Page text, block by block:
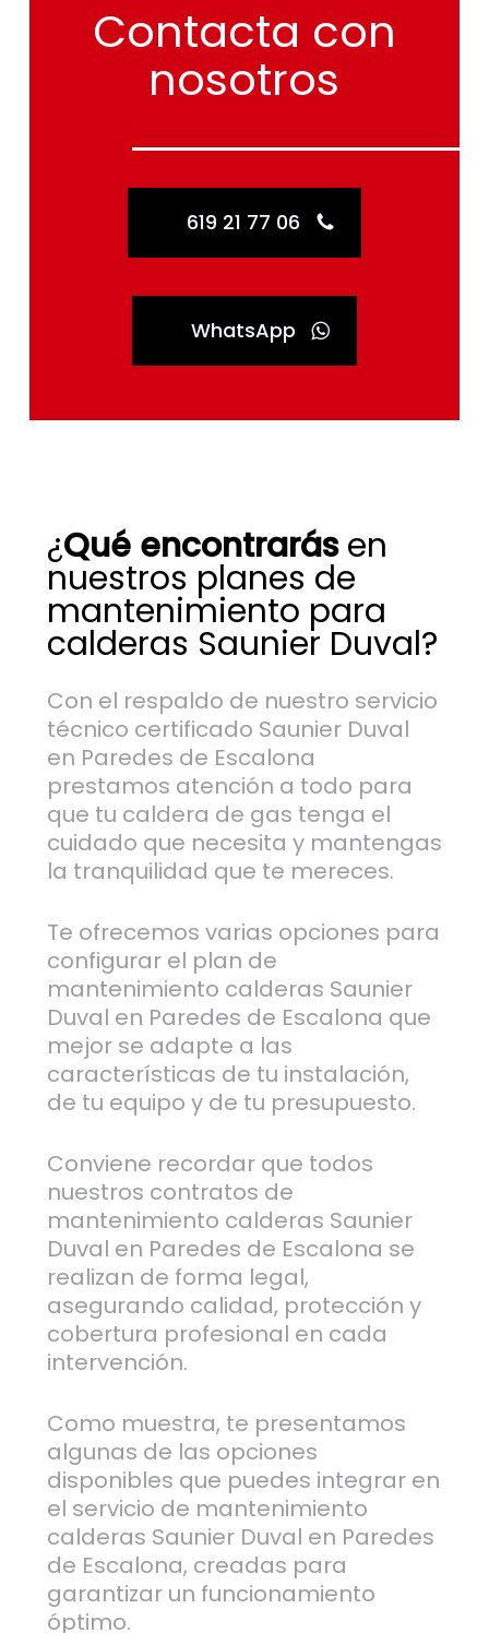
Contacta con
nosotros
619 21 77 06
WhatsApp
¿Qué encontrarásen
nuestros planes de
mantenimiento para
calderas Saunier Duval?
Con el respaldo de nuestro servicio
técnico certificado Saunier Duval
en Paredes de Escalona
prestamos atención a todo para
que tu caldera de gas tenga el
cuidado que necesita y mantengas
la tranquilidad que te mereces.
Te ofrecemos varias opciones para
configurar el plan de
mantenimiento calderas Saunier
Duval en Paredes de Escalona que
mejor se adapte a las
características de tu instalación,
de tu equipo y de tu presupuesto.
Conviene recordar que todos
nuestros contratos de
mantenimiento calderas Saunier
Duval en Paredes de Escalona se
realizan de forma legal,
asegurando calidad, protección y
cobertura profesional en cada
intervención.
Como muestra, te presentamos
algunas de las opciones
disponibles que puedes integrar en
el servicio de mantenimiento
calderas Saunier Duval en Paredes
de Escalona, creadas para
garantizar un funcionamiento
óptimo.